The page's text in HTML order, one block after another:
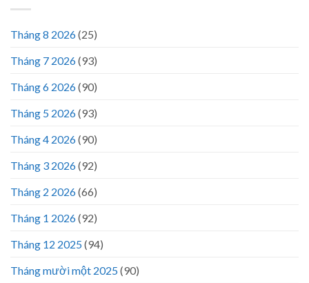
Tháng 8 2026(25)
Tháng 7 2026(93)
Tháng 6 2026(90)
Tháng 5 2026(93)
Tháng 4 2026(90)
Tháng 3 2026(92)
Tháng 2 2026(66)
Tháng 1 2026(92)
Tháng 12 2025(94)
Tháng mười một 2025(90)